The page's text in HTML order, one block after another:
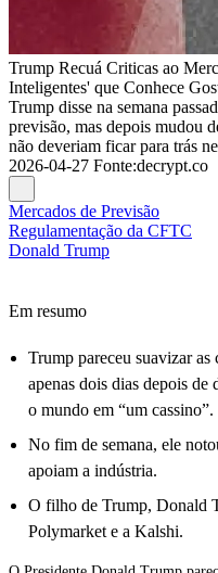
Trump Recuá Criticas ao
Inteligentes' que Conhece
Trump disse na semana
previsão, mas depois mudou
não deveriam ficar para trás
2026-04-27 Fonte:decrypt.co
Mercados de Previsão
Regulamentação da CFTC
Donald Trump
Em resumo
Trump pareceu suavizar as
apenas dois dias depois de
o mundo em “um cassino”.
No fim de semana, ele
apoiam a indústria.
O filho de Trump, Donald
Polymarket e a Kalshi.